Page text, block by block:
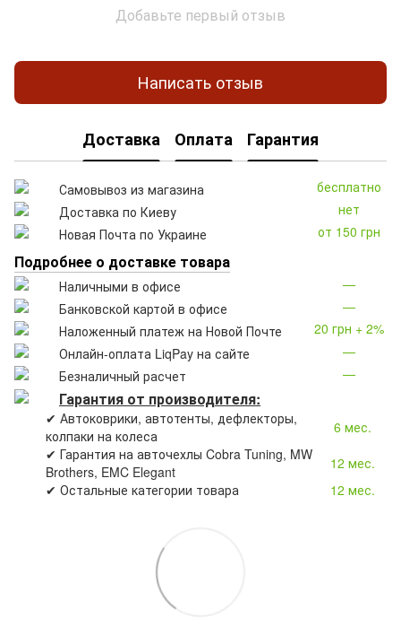
Добавьте первый отзыв
Написать отзыв
Доставка Оплата Гарантия
Самовывоз из магазина
бесплатно
Доставка по Киеву
нет
Новая Почта по Украине
от 150 грн
Подробнее о доставке товара
Наличными в офисе
—
Банковской картой в офисе
—
Наложенный платеж на Новой Почте
20 грн + 2%
Онлайн-оплата LiqPay на сайте
—
Безналичный расчет
—
Гарантия от производителя:
✔ Автоковрики, автотенты, дефлекторы,
колпаки на колеса
6 мес.
✔ Гарантия на авточехлы Cobra Tuning, MW
Brothers, EMC Elegant
12 мес.
✔ Остальные категории товара
12 мес.